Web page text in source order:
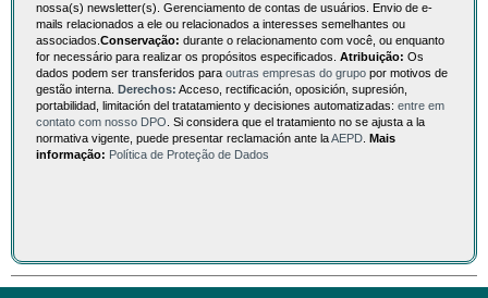
nossa(s) newsletter(s). Gerenciamento de contas de usuários. Envio de e-
mails relacionados a ele ou relacionados a interesses semelhantes ou
associados. Conservação: durante o relacionamento com você, ou enquanto
for necessário para realizar os propósitos especificados. Atribuição: Os
dados podem ser transferidos para outras empresas do grupo por motivos de
gestão interna.
Derechos: Acceso, rectificación, oposición, supresión,
portabilidad, limitación del tratatamiento y decisiones automatizadas: entre em
contato com nosso DPO . Si considera que el tratamiento no se ajusta a la
normativa vigente, puede presentar reclamación ante laAEPD
Mais
informação: Política de Proteção de Dados